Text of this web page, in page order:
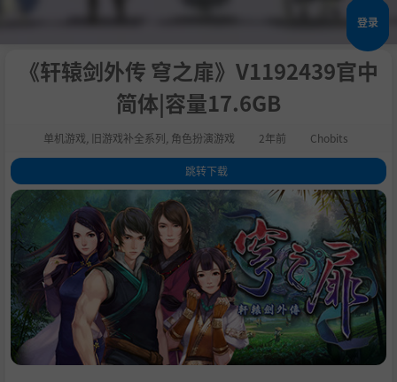
登录
《轩辕剑外传 穹之扉》V1192439官中
简体|容量17.6GB
单机游戏 旧游戏补全系列 角色扮演游戏 2年前 Chobits
跳转下载
1.关于这款游戏
2 .系统需求
3
支持作者
. 学习版下载